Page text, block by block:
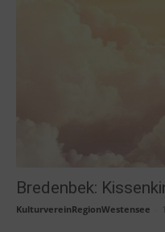
Bredenbek:
KulturvereinRegionWestensee